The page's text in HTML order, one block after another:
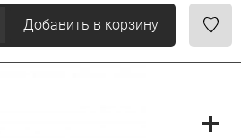
Добавить в корзину